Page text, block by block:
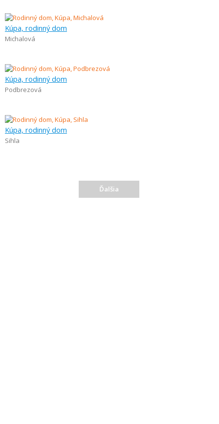
Kúpa, rodinný dom
Michalová
Kúpa, rodinný dom
Podbrezová
Kúpa, rodinný dom
Sihla
Ďalšia